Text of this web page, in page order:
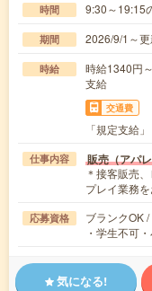
時間 9:30～19:15
期間 2026/9/1～
時給
時給1340円
支給
交通費
「規定支給」
仕事内容 販売（アパ
＊接客販売
プレイ業務
応募資格
ブランクOK
・学生不可
気になる!